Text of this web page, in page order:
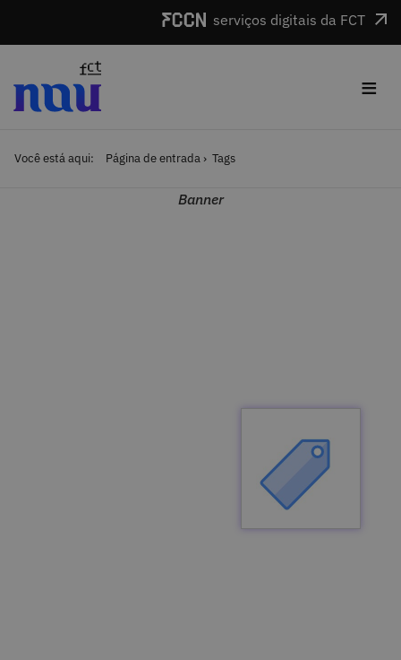
serviços digitais da FCT
≡
Você está aqui: Página de entrada Tags
Banner